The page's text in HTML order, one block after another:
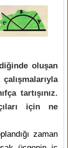
oluşan
tartışınız.
için ne
zaman